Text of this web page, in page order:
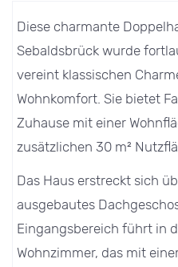
Diese charmante
Sebaldsbrück wurde
vereint klassischen
Wohnkomfort. Sie bietet
Zuhause mit einer
zusätzlichen 30 m²
Das Haus erstreckt sich
ausgebautes
Eingangsbereich führt in
Wohnzimmer, das mit